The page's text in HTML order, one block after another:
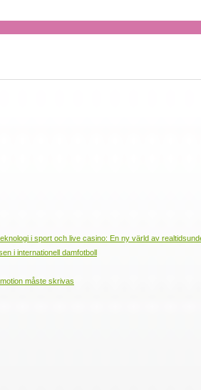
i sport och live casino: En ny värld av
i internationell damfotboll
måste skrivas